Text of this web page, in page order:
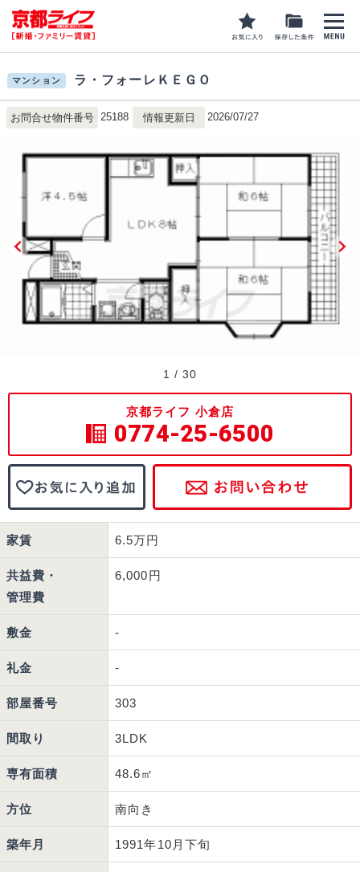
マンション ラ・フォーレＫＥＧＯ
お問合せ物件番号 25188 情報更新日 2026/07/27
1 /30
京都ライフ 小倉店
0774-25-6500
家賃 6.5万円
共益費・
管理費
6,000円
敷金 -
礼金 -
部屋番号 303
間取り 3LDK
専有面積 48.6㎡
方位 南向き
築年月 1991年10月下旬